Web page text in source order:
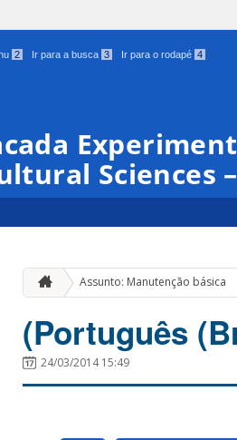
2 Ir para a busca 3 Ir para o rodapé 4
Sciences –
Assunto: Manutenção básica
(Português
24/03/2014 15:49